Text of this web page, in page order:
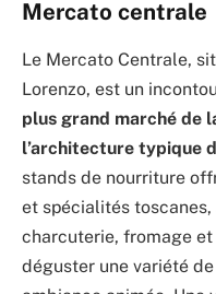
Mercato centrale
Le Mercato Centrale,
Lorenzo, est un
plus grand marché de
l’architecture typique
stands de nourriture
et spécialités
charcuterie, fromage et
déguster une variété